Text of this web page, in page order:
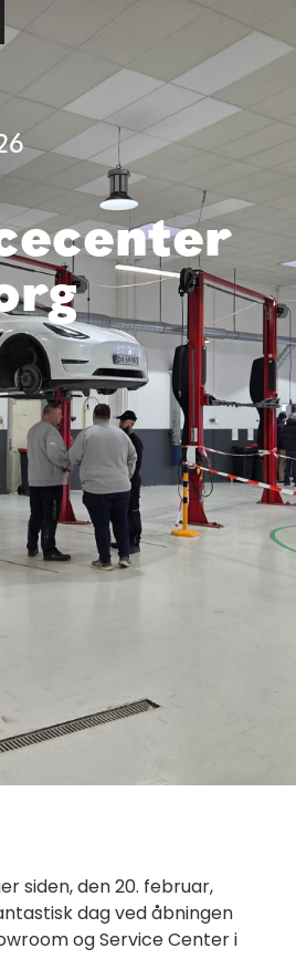
siden, den 20. februar,
dag ved åbningen
og Service Center i